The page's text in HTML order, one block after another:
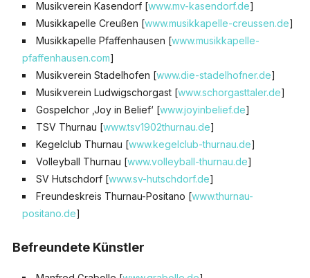
Musikverein Kasendorf [www.mv-kasendorf.de]
Musikkapelle Creußen [www.musikkapelle-creussen.de]
Musikkapelle Pfaffenhausen [www.musikkapelle-
pfaffenhausen.com]
Musikverein Stadelhofen [www.die-stadelhofner.de]
Musikverein Ludwigschorgast [www.schorgasttaler.de]
Gospelchor ‚Joy in Belief‘ [www.joyinbelief.de]
TSV Thurnau [www.tsv1902thurnau.de]
Kegelclub Thurnau [www.kegelclub-thurnau.de]
Volleyball Thurnau [www.volleyball-thurnau.de]
SV Hutschdorf [www.sv-hutschdorf.de]
Freundeskreis Thurnau-Positano [www.thurnau-
positano.de]
Befreundete Künstler